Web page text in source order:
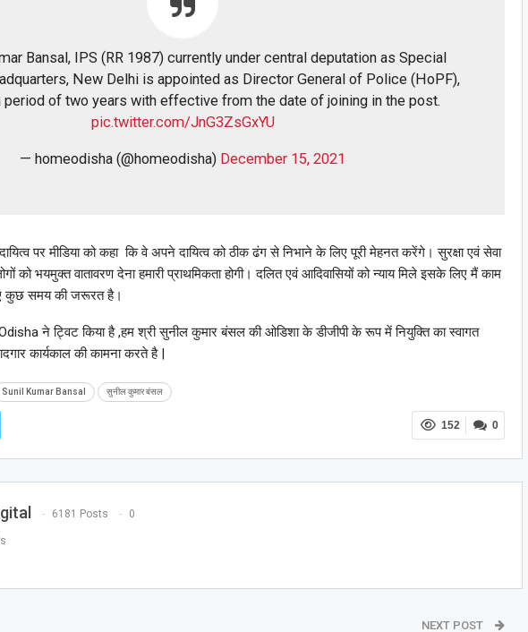
Bansal, IPS (RR 1987) currently under central deputation as Special
New Delhi is appointed as Director General of Police (HoPF),
period of two years with effective from the date of joining in the post.
pic.twitter.com/JnG3ZsGxYU
— homeodisha (@homeodisha) December 15, 2021
पर मीडिया को कहा कि वे अपने दायित्व को ठीक ढंग से निभाने के लिए पूरी मेहनत करेंगे। सुरक्षा एवं सेवा
को भयमुक्त वातावरण देना हमारी प्राथमिकता होगी। दलित एवं आदिवासियों को न्याय मिले इसके लिए मैं काम
कुछ समय की जरूरत है।
ने ट्विट किया है ,हम श्री सुनील कुमार बंसल की ओडिशा के डीजीपी के रूप में नियुक्ति का स्वागत
कार्यकाल की कामना करते है |
Sunil Kumar Bansal सुनील कुमार बंसल
0
152
6181 Posts 0
NEXT POST